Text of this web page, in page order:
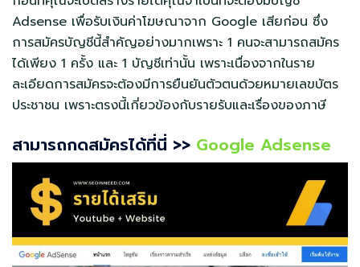
Adsense เพื่อรับเงินค่าโฆษณาจาก Google เสียก่อน ซึ่ง
การสมัครบัญชีนี้สำคัญอย่างมากเพราะ 1 คนจะสามารถสมัคร
ได้เพียง 1 ครั้ง และ 1 บัญชีเท่านั้น เพราะเนื่องจากในราย
ละเอียดการสมัครจะต้องมีการยืนยันตัวตนด้วยหมายเลขบัตร
ประชาชน เพราะตรงนี้เกี่ยวข้องกับรายรับและเรื่องของภาษี
สามารถกดสมัครได้ที่นี่ >> Google Adsense